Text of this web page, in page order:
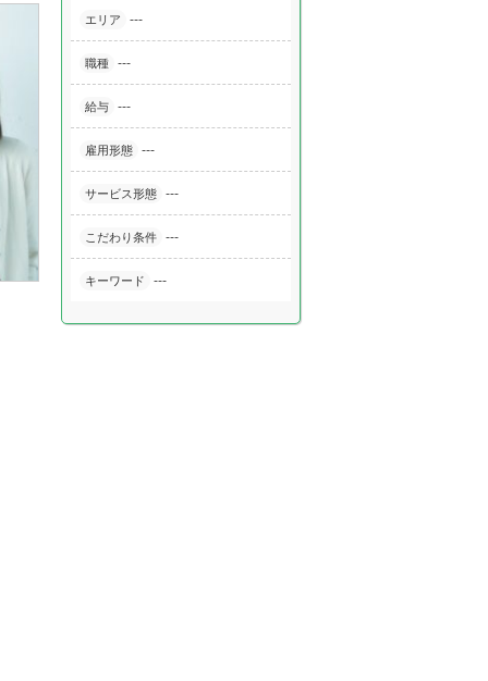
エリア ---
職種 ---
給与 ---
雇用形態 ---
サービス形態 ---
こだわり条件 ---
キーワード ---